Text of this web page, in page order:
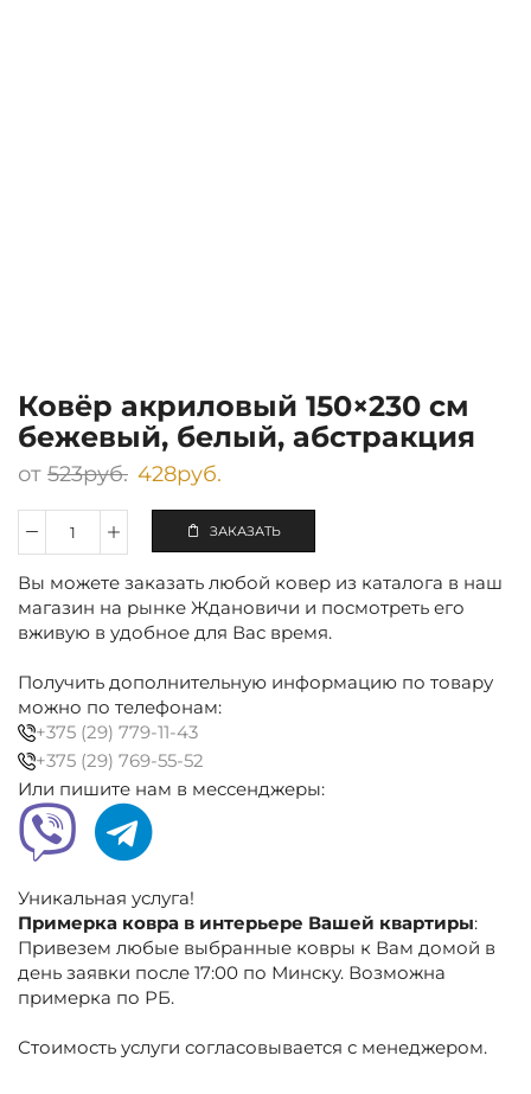
Ковёр акриловый 150×230 см
бежевый, белый, абстракция
от 523руб. 428руб.
Количество
акриловый
150×230
см
бежевый,
абстракция
ЗАКАЗАТЬ
Вы можете заказать любой ковер из каталога в наш
магазин на рынке Ждановичи и посмотреть его
вживую в удобное для Вас время.
Получить дополнительную информацию по товару
можно по телефонам:
+375 (29) 779-11-43
+375 (29) 769-55-52
Или пишите нам в мессенджеры:
Уникальная услуга!
Примерка ковра в интерьере Вашей квартиры:
Привезем любые выбранные ковры к Вам домой в
день заявки после 17:00 по Минску. Возможна
примерка по РБ.
Стоимость услуги согласовывается с менеджером.